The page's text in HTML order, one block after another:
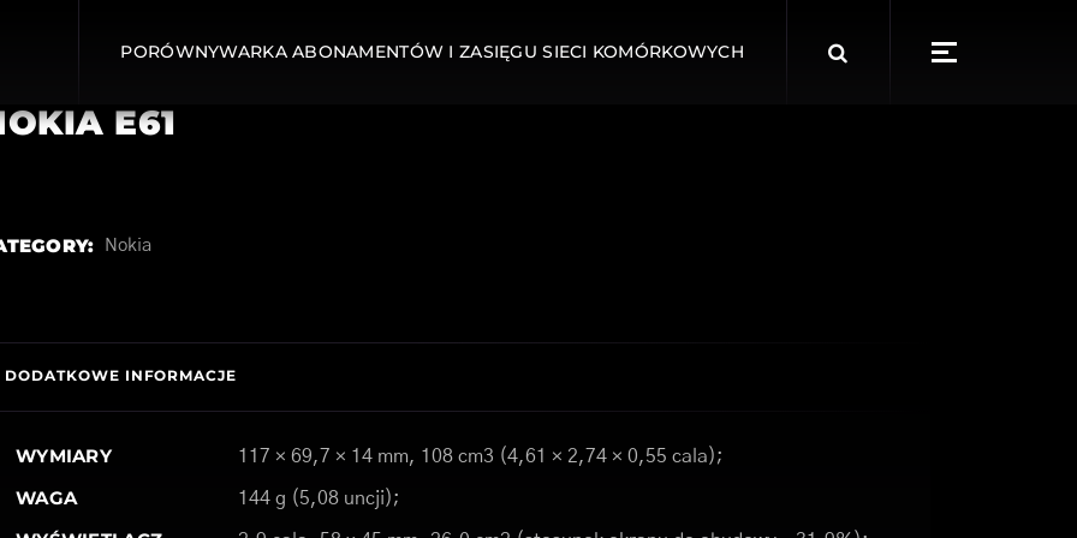
PORÓWNYWARKA ABONAMENTÓW I ZASIĘGU SIECI KOMÓRKOWYCH
for:
E61
Nokia
DODATKOWE INFORMACJE
WYMIARY 117 × 69,7 × 14 mm, 108 cm3 (4,61 × 2,74 × 0,55 cala);
WAGA 144 g (5,08 uncji);